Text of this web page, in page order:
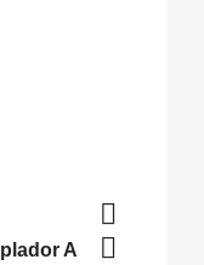

A 